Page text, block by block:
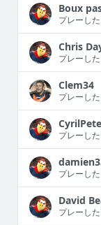
Boux
プレーし
Chris
プレーし
Clem34
プレーし
プレーし
プレーし
David
プレーし